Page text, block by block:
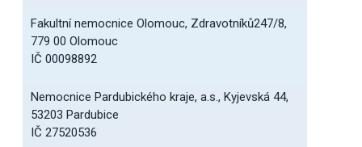
Fakultní nemocnice Olomouc, Zdravotníků247/8,
779 00 Olomouc
IČ 00098892
Nemocnice Pardubického kraje, a.s., Kyjevská 44,
53203 Pardubice
IČ 27520536